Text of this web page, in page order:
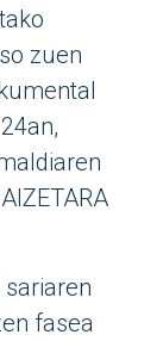
zuen
fasea